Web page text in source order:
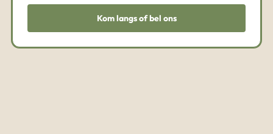
Kom langs of bel ons